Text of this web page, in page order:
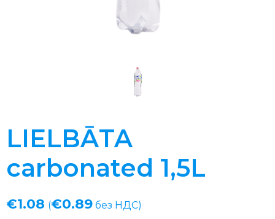
LIELBĀTA
carbonated 1,5L
€1.08 (€0.89 без НДС)